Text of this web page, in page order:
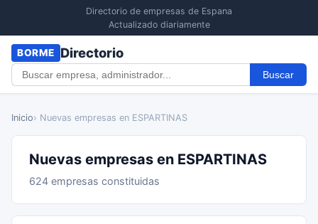
Directorio de empresas de Espana
Actualizado diariamente
BORME Directorio
Buscar
Inicio› Nuevas empresas en ESPARTINAS
Nuevas empresas en ESPARTINAS
624 empresas constituidas